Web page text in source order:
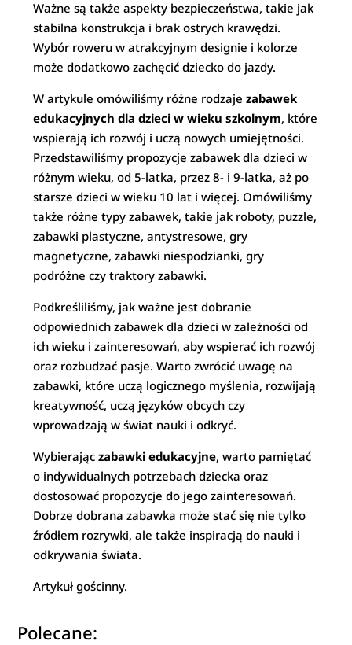
Ważne są także aspekty bezpieczeństwa, takie jak
stabilna konstrukcja i brak ostrych krawędzi.
Wybór roweru w atrakcyjnym designie i kolorze
może dodatkowo zachęcić dziecko do jazdy.
W artykule omówiliśmy różne rodzajezabawek
edukacyjnych dla dzieci w wieku szkolnym, które
wspierają ich rozwój i uczą nowych umiejętności.
Przedstawiliśmy propozycje zabawek dla dzieci w
różnym wieku, od 5-latka, przez 8- i 9-latka, aż po
starsze dzieci w wieku 10 lat i więcej. Omówiliśmy
także różne typy zabawek, takie jak roboty, puzzle,
zabawki plastyczne, antystresowe, gry
magnetyczne, zabawki niespodzianki, gry
podróżne czy traktory zabawki.
Podkreśliliśmy, jak ważne jest dobranie
odpowiednich zabawek dla dzieci w zależności od
ich wieku i zainteresowań, aby wspierać ich rozwój
oraz rozbudzać pasje. Warto zwrócić uwagę na
zabawki, które uczą logicznego myślenia, rozwijają
kreatywność, uczą języków obcych czy
wprowadzają w świat nauki i odkryć.
Wybierajączabawki edukacyjne, warto pamiętać
o indywidualnych potrzebach dziecka oraz
dostosować propozycje do jego zainteresowań.
Dobrze dobrana zabawka może stać się nie tylko
źródłem rozrywki, ale także inspiracją do nauki i
odkrywania świata.
Artykuł gościnny.
Polecane: